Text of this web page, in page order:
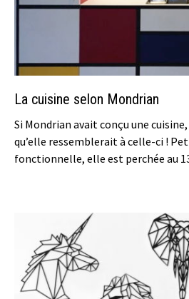
La cuisine selon Mondrian
Si Mondrian avait conçu une
qu’elle ressemblerait à celle-ci !
fonctionnelle, elle est perchée au